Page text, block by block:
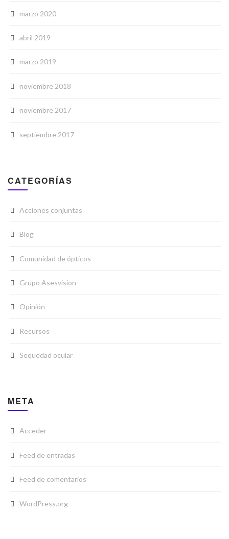
marzo 2020
abril 2019
marzo 2019
noviembre 2018
noviembre 2017
septiembre 2017
CATEGORÍAS
Acciones conjuntas
Blog
Comunidad de ópticos
Grupo Asesvision
Opinión
Recursos
Sequedad ocular
META
Acceder
Feed de entradas
Feed de comentarios
WordPress.org